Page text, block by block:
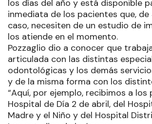
los días del año y está disponible
inmediata de los pacientes que, de
caso, necesiten de un estudio de
los atiende en el momento.
Pozzaglio dio a conocer que
articulada con las distintas
odontológicas y los demás
y de la misma forma con los
“Aquí, por ejemplo, recibimos a los
Hospital de Día 2 de abril, del
Madre y el Niño y del Hospital